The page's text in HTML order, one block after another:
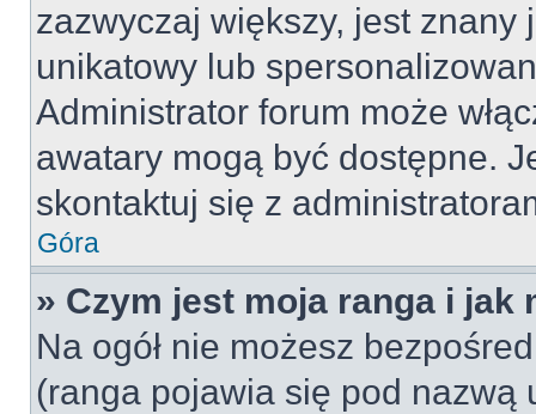
zazwyczaj większy, jest
unikatowy lub
Administrator forum może
awatary mogą być dostępne.
skontaktuj się z
Góra
» Czym jest moja ranga i jak
Na ogół nie możesz
(ranga pojawia się pod